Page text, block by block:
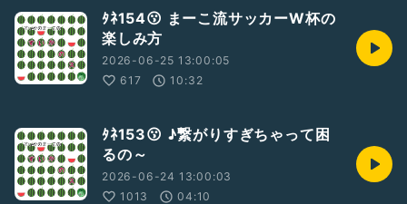
ﾀﾈ154😗 まーこ流サッカーW杯の
楽しみ方
2026-06-25 13:00:05
617
10:32
ﾀﾈ153😗 ♪繋がりすぎちゃって困
るの～
2026-06-24 13:00:03
1013
04:10